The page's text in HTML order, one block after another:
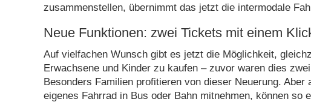
zusammenstellen, übernimmt das jetzt die intermodale
Neue Funktionen: zwei Tickets mit einem
Auf vielfachen Wunsch gibt es jetzt die Möglichkeit,
Erwachsene und Kinder zu kaufen – zuvor waren dies
Besonders Familien profitieren von dieser Neuerung. Aber
eigenes Fahrrad in Bus oder Bahn mitnehmen, können so